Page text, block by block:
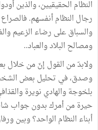
رجال النظام أنفسهم.
والسباق على رضاء الزعيم
ومصالح البلاد والعباد..
ولابدّ من القول إنّ من خلال
وصدق، في تحليل بعض
بلخوجة والهادي نويرة
حيرة من أمرك بدون جواب
أبناء النظام الواحد؟ وبين